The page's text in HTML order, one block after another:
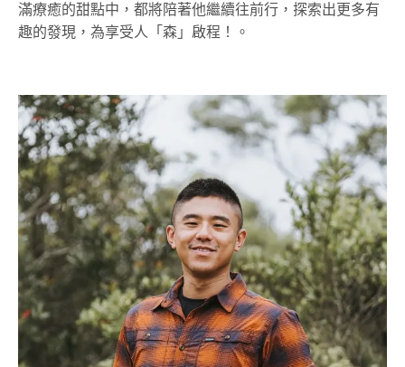
滿療癒的甜點中，都將陪著他繼續往前行，探索出更多有
趣的發現，為享受人「森」啟程！。